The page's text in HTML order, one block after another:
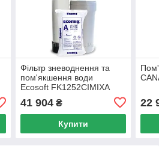
Фільтр зневоднення та
пом'якшення води
Ecosoft FK1252CIMIXA
41 904₴
Купити
22